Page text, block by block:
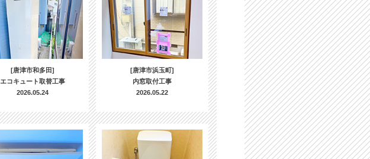
[唐津市和多田]
エコキュート取替工事
2026.05.24
[唐津市浜玉町]
内窓取付工事
2026.05.22